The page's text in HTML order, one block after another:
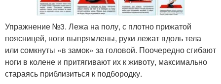
Упражнение №3. Лежа на полу, с плотно прижатой
поясницей, ноги выпрямлены, руки лежат вдоль тела
или сомкнуты «в замок» за головой. Поочередно сгибают
ноги в колене и притягивают их к животу, максимально
стараясь приблизиться к подбородку.